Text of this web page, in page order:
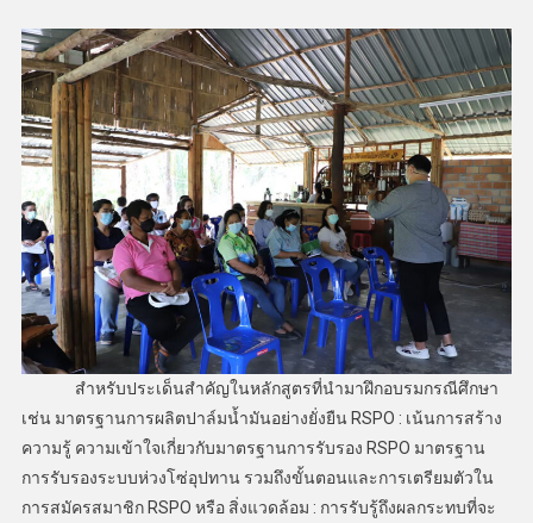
สำหรับประเด็นสำคัญในหลักสูตรที่นำมาฝึกอบรมกรณีศึกษา
เช่น มาตรฐานการผลิตปาล์มน้ำมันอย่างยั่งยืน RSPO : เน้นการสร้าง
ความรู้ ความเข้าใจเกี่ยวกับมาตรฐานการรับรอง RSPO มาตรฐาน
การรับรองระบบห่วงโซ่อุปทาน รวมถึงขั้นตอนและการเตรียมตัวใน
การสมัครสมาชิก RSPO หรือ สิ่งแวดล้อม : การรับรู้ถึงผลกระทบที่จะ